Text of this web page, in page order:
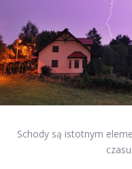
Schody są istotnym